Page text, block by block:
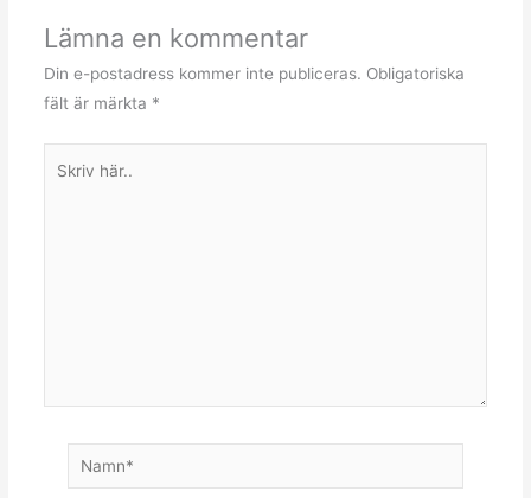
Lämna en kommentar
Din e-postadress kommer inte publiceras. Obligatoriska
fält är märkta *
Namn*